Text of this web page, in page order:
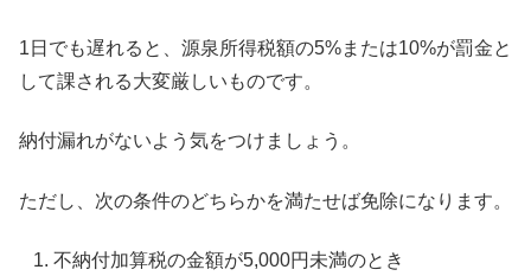
1日でも遅れると、源泉所得税額の5%または10%が罰金と
して課される大変厳しいものです。
納付漏れがないよう気をつけましょう。
ただし、次の条件のどちらかを満たせば免除になります。
不納付加算税の金額が5,000円未満のとき